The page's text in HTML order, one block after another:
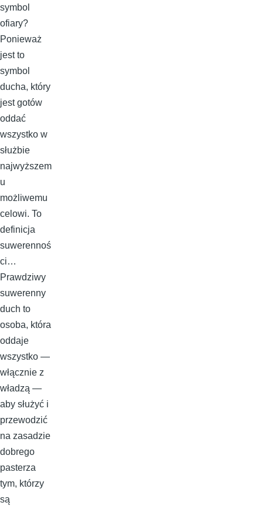
symbol
ofiary?
Ponieważ
jest to
symbol
ducha, który
jest gotów
oddać
wszystko w
służbie
najwyższem
u
możliwemu
celowi. To
definicja
suwerennoś
ci…
Prawdziwy
suwerenny
duch to
osoba, która
oddaje
wszystko —
włącznie z
władzą —
aby służyć i
przewodzić
na zasadzie
dobrego
pasterza
tym, którzy
są